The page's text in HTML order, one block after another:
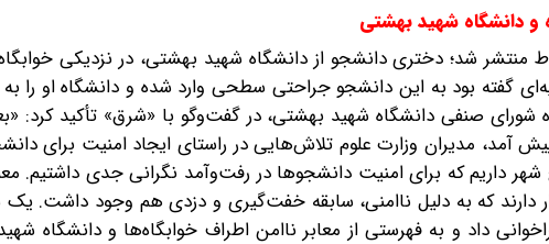
و دانشگاه شهید بهشتی
شد؛ دختری دانشجو از دانشگاه شهید بهشتی، در نزدیکی خوابگاه
گفته بود به این دانشجو‌ جراحتی سطحی وارد شده و دانشگاه او را به
شورای صنفی دانشگاه شهید بهشتی، در گفت‌وگو با «شرق» تأکید کرد‌:
آمد، مدیران وزارت علوم تلاش‌هایی در راستای ایجاد ‌امنیت برای
داریم که برای امنیت دانشجوها در رفت‌و‌آمد نگرانی جدی داشتیم.
دارند که به‌ دلیل ناامنی، سابقه خفت‌گیری و دزدی هم وجود داشت. یک
داد و به فهرستی از معابر ناامن اطراف خوابگاه‌ها و دانشگاه